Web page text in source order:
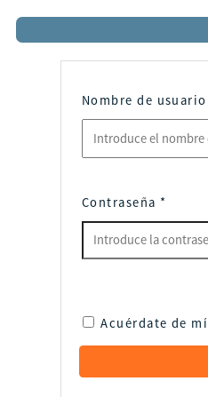
Nombre de usuario
Contraseña *
Acuérdate de mí